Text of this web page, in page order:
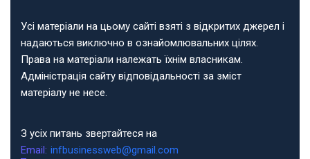
Усі матеріали на цьому сайті взяті з відкритих джерел і
надаються виключно в ознайомлювальних цілях.
Права на матеріали належать їхнім власникам.
Адміністрація сайту відповідальності за зміст
матеріалу не несе.
З усіх питань звертайтеся на
Email: infbusinessweb@gmail.com